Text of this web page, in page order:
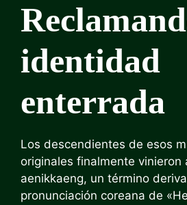
identidad
enterrada
Los descendientes de esos
originales finalmente vinieron
aenikkaeng, un término
pronunciación coreana de